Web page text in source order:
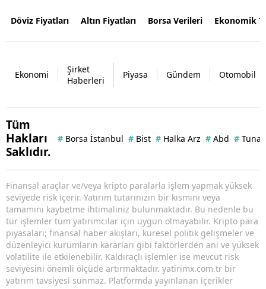
Döviz Fiyatları Altın Fiyatları Borsa Verileri Ekonomik
Ekonomi
Şirket
Haberleri
Piyasa Gündem Otomobil
Tüm
Hakları
Saklıdır.
# Borsa İstanbul # Bist # Halka Arz # Abd # Tuna
Finansal araçlar ve/veya kripto paralarla işlem yapmak yüksek
seviyede risk içerir. Yatırım tutarınızın bir kısmını veya
tamamını kaybetme ihtimaliniz bulunmaktadır. Bu nedenle bu
tür işlemler tüm yatırımcılar için uygun olmayabilir. Kripto para
piyasaları; finansal haber akışları, küresel politik gelişmeler ve
düzenleyici kurumların kararları gibi faktörlerden ani ve yüksek
volatilite ile etkilenebilir. Kaldıraçlı işlemler ise mevcut risk
seviyesini önemli ölçüde artırmaktadır. yatirimx.com.tr bir
yatırım tavsiyesi sunmaz. Platformda yayınlanan içerikler